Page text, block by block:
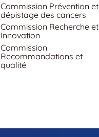
Commission Prévention et
dépistage des cancers
Commission Recherche et
Innovation
Commission
Recommandations et
qualité